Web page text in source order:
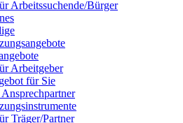
Arbeitssuchende/Bürger
Arbeitgeber
für Sie
Träger/Partner